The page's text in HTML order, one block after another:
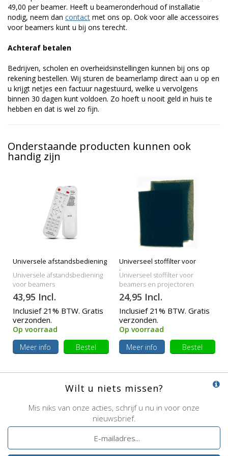
49,00 per beamer. Heeft u beameronderhoud of installatie
nodig, neem dan contact met ons op. Ook voor alle accessoires
voor beamers kunt u bij ons terecht.
Achteraf betalen
Bedrijven, scholen en overheidsinstellingen kunnen bij ons op
rekening bestellen. Wij sturen de beamerlamp direct aan u op en
u krijgt netjes een factuur nagestuurd, welke u vervolgens
binnen 30 dagen kunt voldoen. Zo hoeft u nooit geld in huis te
hebben en dat is wel zo fijn.
Onderstaande producten kunnen ook
handig zijn
Universele afstandsbediening
Universele afstandsbediening
voor beamers
43,95 Incl.
Inclusief 21% BTW. Gratis
verzonden.
Op voorraad
Meer info
Bestel
Universeel stoffilter voor
beamers
Universeel stoffilter voor
beamers en projectoren
24,95 Incl.
Inclusief 21% BTW. Gratis
verzonden.
Op voorraad
Meer info
Bestel
Wilt u niets missen?
Mis niks van onze acties, schrijf u nu in voor onze
nieuwsbrief.